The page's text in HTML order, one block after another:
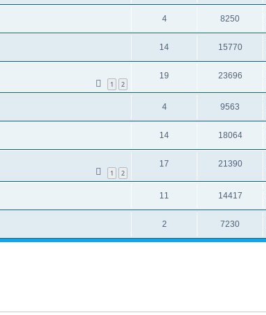
4 8250
14 15770
1 2
19 23696
4 9563
14 18064
1 2
17 21390
11 14417
2 7230